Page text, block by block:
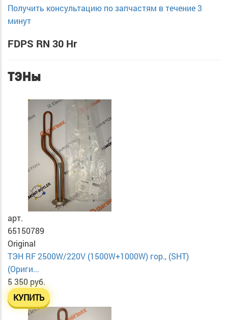
Получить консультацию по запчастям в течение 3
минут
FDPS RN 30 Hr
ТЭНы
арт.
65150789
Original
ТЭН RF 2500W/220V (1500W+1000W) гор., (SHT)
(Ориги...
5 350 руб.
КУПИТЬ